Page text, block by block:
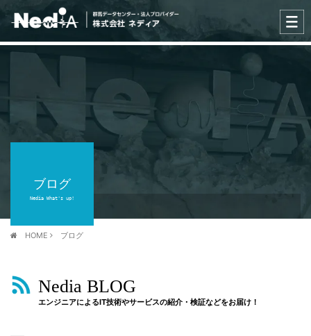
ブログ
Nedia What's up!
HOME ブログ
Nedia BLOG
エンジニアによるIT技術やサービスの紹介・検証などをお届け！